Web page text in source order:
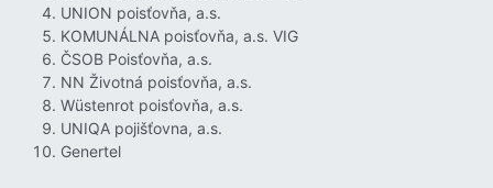
UNION poisťovňa, a.s.
KOMUNÁLNA poisťovňa, a.s. VIG
ČSOB Poisťovňa, a.s.
NN Životná poisťovňa, a.s.
Wüstenrot poisťovňa, a.s.
UNIQA pojišťovna, a.s.
Genertel